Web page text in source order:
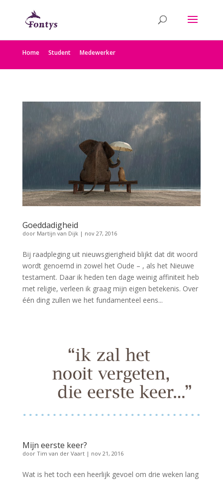
Home Student Medewerker
Goeddadigheid
door Martijn van Dijk| nov 27, 2016
Bij raadpleging uit nieuwsgierigheid blijkt dat dit woord
wordt genoemd in zowel het Oude – , als het Nieuwe
testament. Daar ik heden ten dage weinig affiniteit heb
met religie, verleen ik graag mijn eigen betekenis. Over
één ding zullen we het fundamenteel eens...
Mijn eerste keer?
door Tim van der Vaart| nov 21, 2016
Wat is het toch een heerlijk gevoel om drie weken lang